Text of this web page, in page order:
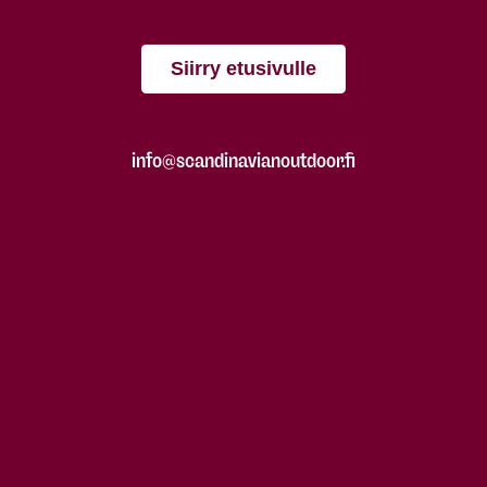
Siirry etusivulle
info@scandinavianoutdoor.fi